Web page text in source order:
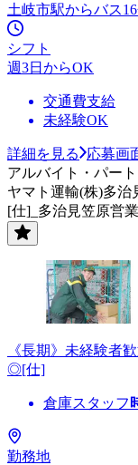
土岐市駅からバス
シフト
週3日からOK
交通費支給
未経験OK
詳細を見る
応募画
アルバイト・パート
ヤマト運輸(株)多治
[仕]_多治見笠原営
《長期》未経験者
◎[仕]
倉庫スタッフ
勤務地